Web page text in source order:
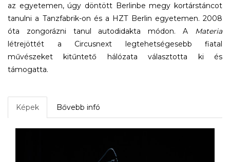
az egyetemen, úgy döntött Berlinbe megy kortárstáncot
tanulni a Tanzfabrik-on és a HZT Berlin egyetemen. 2008
óta zongorázni tanul autodidakta módon. A Materia
létrejöttét a Circusnext legtehetségesebb fiatal
művészeket kitűntető hálózata választotta ki és
támogatta.
Képek Bővebb infó